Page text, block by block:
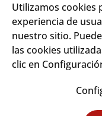
Savska loka 4
4000 Kranj, Slovenia
Telephone: +(386) 4
Email:
Utilizamos cookies
experiencia de
nuestro sitio.
las cookies
clic en